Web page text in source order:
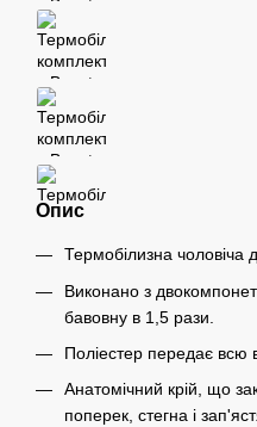
Опис
Термобілизна чоловіча
Виконано з
бавовну в 1,5 рази.
Поліестер передає всю
Анатомічний крій, що
поперек, стегна і